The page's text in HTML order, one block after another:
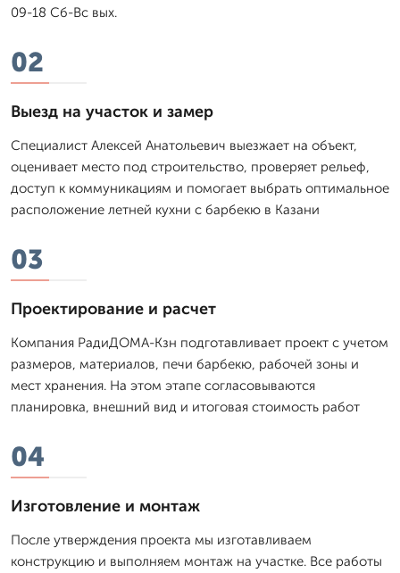
09-18 Сб-Вс вых.
02
Выезд на участок и замер
Специалист Алексей Анатольевич выезжает на объект,
оценивает место под строительство, проверяет рельеф,
доступ к коммуникациям и помогает выбрать оптимальное
расположение летней кухни с барбекю в Казани
03
Проектирование и расчет
Компания РадиДОМА-Кзн подготавливает проект с учетом
размеров, материалов, печи барбекю, рабочей зоны и
мест хранения. На этом этапе согласовываются
планировка, внешний вид и итоговая стоимость работ
04
Изготовление и монтаж
После утверждения проекта мы изготавливаем
конструкцию и выполняем монтаж на участке. Все работы